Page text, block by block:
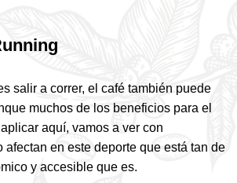
salir a correr, el café también puede
muchos de los beneficios para el
aquí, vamos a ver con
afectan en este deporte que está tan de
y accesible que es.